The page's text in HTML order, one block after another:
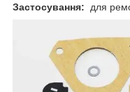
Застосування: для